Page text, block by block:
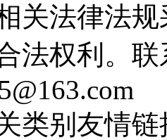
关法律法
法权利。
类别 友情链